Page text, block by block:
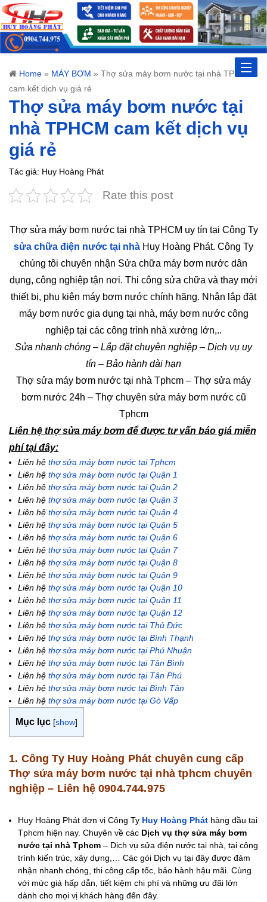
Toggle
Home » MÁY BƠM » Thợ sửa máy bơm nước tại nhà TPHCM
cam kết dịch vụ giá rẻ
Thợ sửa máy bơm nước tại
nhà TPHCM cam kết dịch vụ
giá rẻ
Tác giả: Huy Hoàng Phát
Rate this post
Thợ sửa máy bơm nước tại nhà TPHCM uy tín tại Công Ty
sửa chữa điện nước tại nhà Huy Hoàng Phát. Công Ty
chúng tôi chuyên nhận Sửa chữa máy bơm nước dân
dụng, công nghiệp tận nơi. Thi công sửa chữa và thay mới
thiết bị, phụ kiện máy bơm nước chính hãng. Nhận lắp đặt
máy bơm nước gia dụng tại nhà, máy bơm nước công
nghiệp tại các công trình nhà xưởng lớn,..
Sửa nhanh chóng – Lắp đặt chuyên nghiệp – Dịch vụ uy
tín – Bảo hành dài hạn
Thợ sửa máy bơm nước tại nhà Tphcm – Thợ sửa máy
bơm nước 24h – Thợ chuyên sửa máy bơm nước cũ
Tphcm
Liên hệ thợ sửa máy bơm để được tư vấn báo giá miễn
phí tại đây:
Liên hệ thợ sửa máy bơm nước tại Tphcm
Liên hệ thợ sửa máy bơm nước tại Quận 1
Liên hệ thợ sửa máy bơm nước tại Quận 2
Liên hệ thợ sửa máy bơm nước tại Quận 3
Liên hệ thợ sửa máy bơm nước tại Quận 4
Liên hệ thợ sửa máy bơm nước tại Quận 5
Liên hệ thợ sửa máy bơm nước tại Quận 6
Liên hệ thợ sửa máy bơm nước tại Quận 7
Liên hệ thợ sửa máy bơm nước tại Quận 8
Liên hệ thợ sửa máy bơm nước tại Quận 9
Liên hệ thợ sửa máy bơm nước tại Quận 10
Liên hệ thợ sửa máy bơm nước tại Quận 11
Liên hệ thợ sửa máy bơm nước tại Quận 12
Liên hệ thợ sửa máy bơm nước tại Thủ Đức
Liên hệ thợ sửa máy bơm nước tại Bình Thạnh
Liên hệ thợ sửa máy bơm nước tại Phú Nhuận
Liên hệ thợ sửa máy bơm nước tại Tân Bình
Liên hệ thợ sửa máy bơm nước tại Tân Phú
Liên hệ thợ sửa máy bơm nước tại Bình Tân
Liên hệ thợ sửa máy bơm nước tại Gò Vấp
Mục lục [show]
1. Công Ty Huy Hoàng Phát chuyên cung cấp
Thợ sửa máy bơm nước tại nhà tphcm chuyên
nghiệp – Liên hệ 0904.744.975
Huy Hoàng Phát đơn vị Công Ty Huy Hoàng Phát hàng đầu tại
Tphcm hiện nay. Chuyên về các Dịch vụ thợ sửa máy bơm
nước tại nhà Tphcm – Dịch vụ sửa điện nước tại nhà, tại công
trình kiến trúc, xây dựng,… Các gói Dịch vụ tại đây được đảm
nhận nhanh chóng, thi công cấp tốc, bảo hành hậu mãi. Cùng
với mức giá hấp dẫn, tiết kiệm chi phí và những ưu đãi lớn
dành cho mọi vị khách hàng đến đây.